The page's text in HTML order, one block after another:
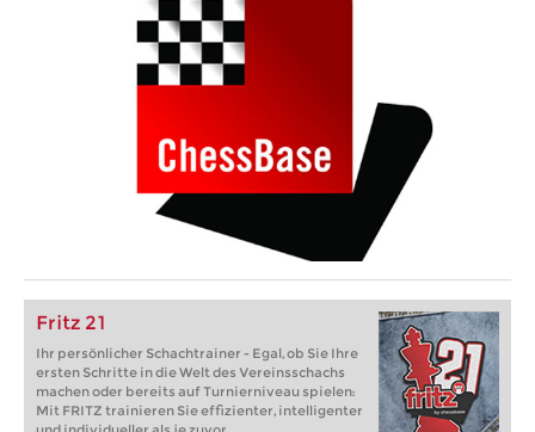
Fritz 21
Ihr persönlicher Schachtrainer - Egal, ob Sie Ihre
ersten Schritte in die Welt des Vereinsschachs
machen oder bereits auf Turnierniveau spielen:
Mit FRITZ trainieren Sie effizienter, intelligenter